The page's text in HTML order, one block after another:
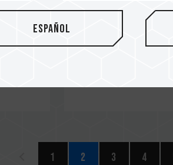
1 2 3 4
Español